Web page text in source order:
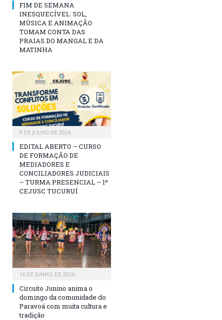
FIM DE SEMANA
INESQUECÍVEL: SOL,
MÚSICA E ANIMAÇÃO
TOMAM CONTA DAS
PRAIAS DO MANGAL E DA
MATINHA
9 DE JULHO DE 2026
EDITAL ABERTO – CURSO
DE FORMAÇÃO DE
MEDIADORES E
CONCILIADORES JUDICIAIS
– TURMA PRESENCIAL – 1º
CEJUSC TUCURUÍ
16 DE JUNHO DE 2026
Circuito Junino anima o
domingo da comunidade do
Paravoá com muita cultura e
tradição